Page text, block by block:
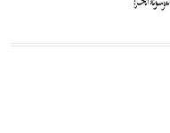
تم اعتمادها مصطلحاً